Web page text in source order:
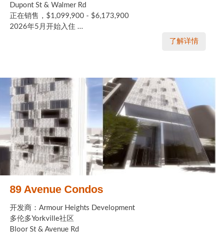
Dupont St & Walmer Rd
正在销售，$1,099,900 - $6,173,900
2026年5月开始入住 ...
了解详情
89 Avenue Condos
开发商：Armour Heights Development
多伦多Yorkville社区
Bloor St & Avenue Rd